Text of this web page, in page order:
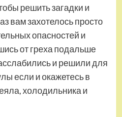
решить загадки и
вам захотелось просто
опасностей и
от греха подальше
и решили для
если и окажетесь в
холодильника и